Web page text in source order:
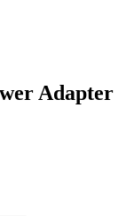
Adapter